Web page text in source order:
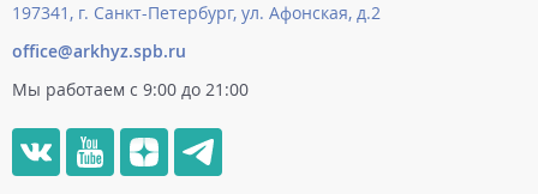
197341, г. Санкт-Петербург, ул. Афонская, д.2
office@arkhyz.spb.ru
Мы работаем с 9:00 до 21:00